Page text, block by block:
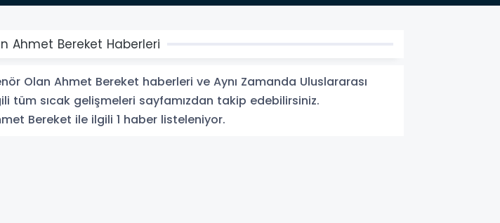
Ahmet Bereket Haberleri
Olan Ahmet Bereket haberleri ve Aynı Zamanda Uluslararası
tüm sıcak gelişmeleri sayfamızdan takip edebilirsiniz.
Bereket ile ilgili 1 haber listeleniyor.